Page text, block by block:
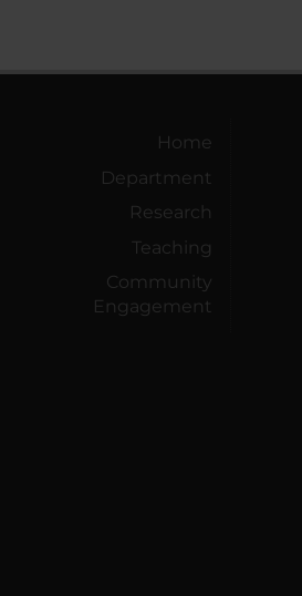
Home
Department
Research
Teaching
Community
Engagement